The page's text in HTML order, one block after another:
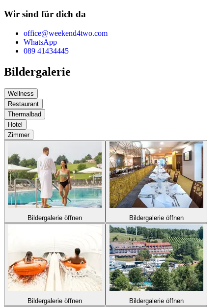
Wir sind für dich da
office@weekend4two.com
WhatsApp
089 41434445
Bildergalerie
Wellness
Restaurant
Thermalbad
Hotel
Zimmer
Bildergalerie öffnen Bildergalerie öffnen
Bildergalerie öffnen Bildergalerie öffnen